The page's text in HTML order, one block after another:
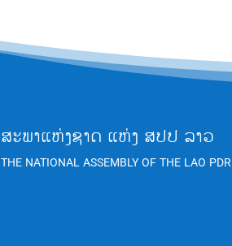
ສະພາແຫ່ງຊາດ ແຫ່ງ ສປປ ລາວ
THE NATIONAL ASSEMBLY OF THE LAO PDR